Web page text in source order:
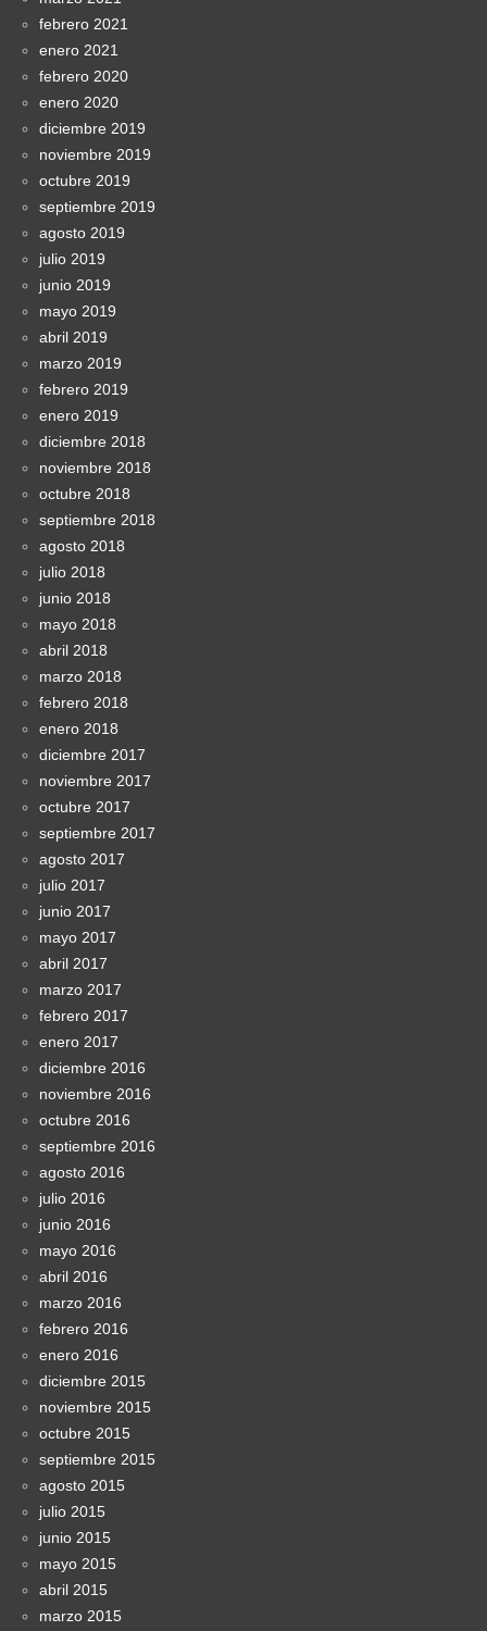
febrero 2021
enero 2021
febrero 2020
enero 2020
diciembre 2019
noviembre 2019
octubre 2019
septiembre 2019
agosto 2019
julio 2019
junio 2019
mayo 2019
abril 2019
marzo 2019
febrero 2019
enero 2019
diciembre 2018
noviembre 2018
octubre 2018
septiembre 2018
agosto 2018
julio 2018
junio 2018
mayo 2018
abril 2018
marzo 2018
febrero 2018
enero 2018
diciembre 2017
noviembre 2017
octubre 2017
septiembre 2017
agosto 2017
julio 2017
junio 2017
mayo 2017
abril 2017
marzo 2017
febrero 2017
enero 2017
diciembre 2016
noviembre 2016
octubre 2016
septiembre 2016
agosto 2016
julio 2016
junio 2016
mayo 2016
abril 2016
marzo 2016
febrero 2016
enero 2016
diciembre 2015
noviembre 2015
octubre 2015
septiembre 2015
agosto 2015
julio 2015
junio 2015
mayo 2015
abril 2015
marzo 2015